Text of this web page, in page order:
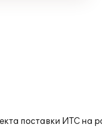
поставки ИТС на